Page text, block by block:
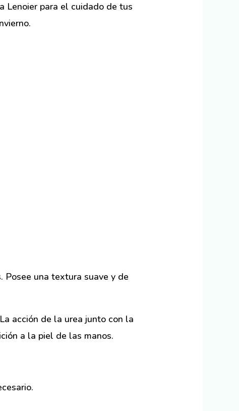
Lenoier para el cuidado de tus
una textura suave y de
acción de la urea junto con la
a la piel de las manos.